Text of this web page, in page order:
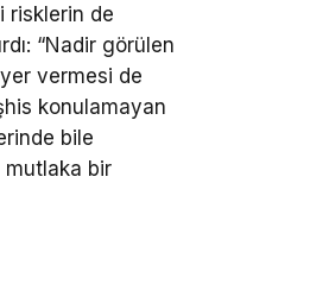
risklerin de
“Nadir görülen
yer vermesi de
konulamayan
bile
mutlaka bir